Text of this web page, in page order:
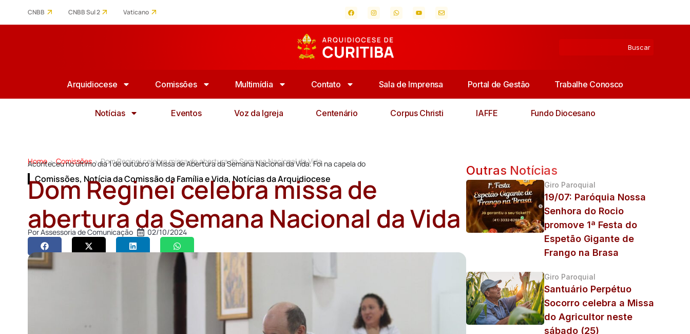
CNBB CNBB Sul 2 Vaticano
Arquidiocese Comissões Multimídia Contato Sala de Imprensa Portal de Gestão Trabalhe Conosco
Notícias Eventos Voz da Igreja Centenário Corpus Christi IAFFE Fundo Diocesano
Home > Comissões > Dom Reginei celebra missa de abertura da Semana Nacional da Vida
Aconteceu no último dia 1 de outubro a Missa de Abertura da Semana Nacional da Vida. Foi na capela do
Comissões, Notícia da Comissão da Família e Vida,Notícias da Arquidiocese
Dom Reginei celebra missa de
abertura da Semana Nacional da Vida
PorAssessoria de Comunicação 02/10/2024
Outras Notícias
Giro Paroquial
19/07: Paróquia Nossa
Senhora do Rocio
promove 1ª Festa do
Espetão Gigante de
Frango na Brasa
Giro Paroquial
Santuário Perpétuo
Socorro celebra a Missa
do Agricultor neste
sábado (25)